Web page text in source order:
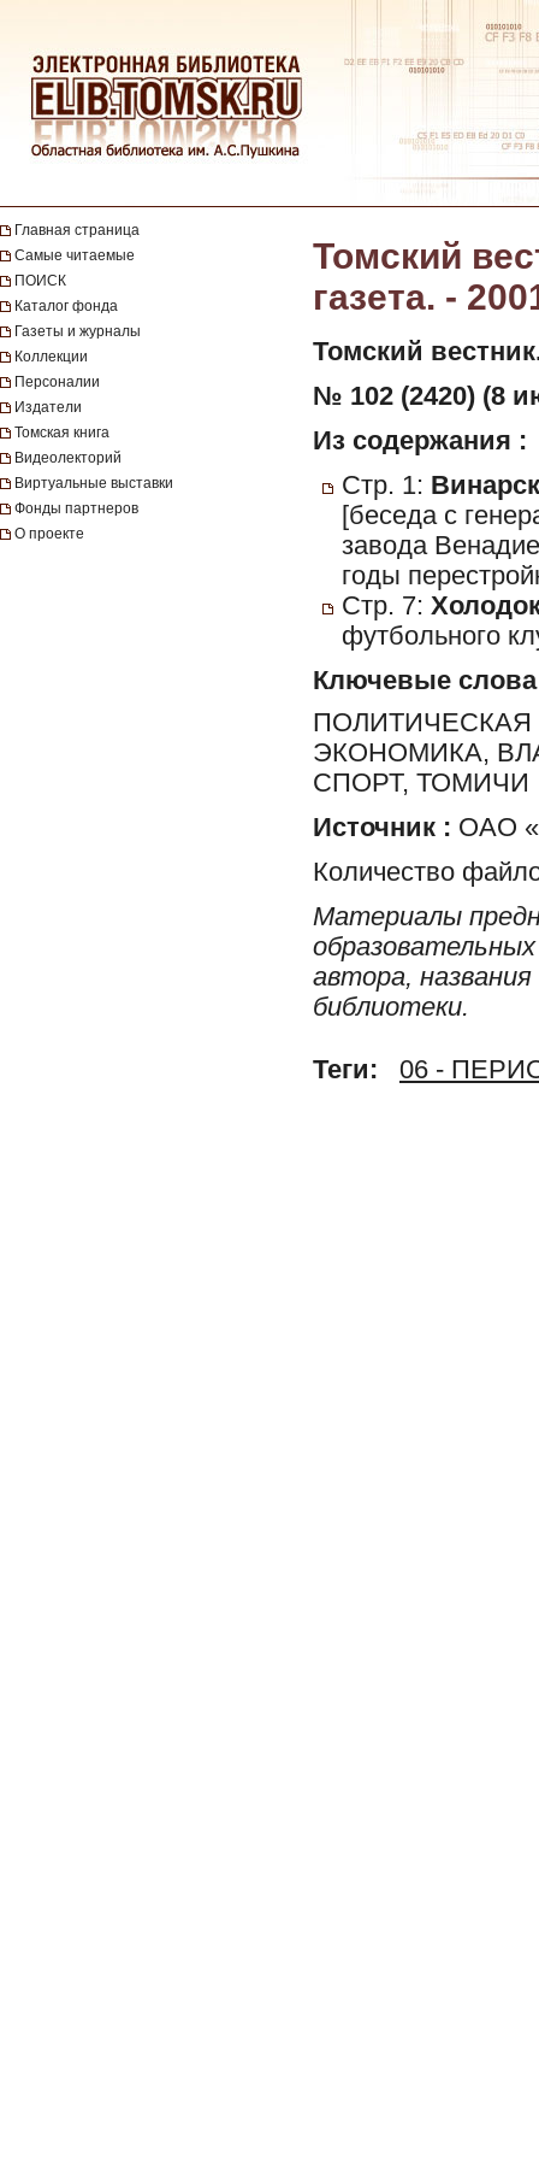
Главная страница
Самые читаемые
ПОИСК
Каталог фонда
Газеты и журналы
Коллекции
Персоналии
Издатели
Томская книга
Видеолекторий
Виртуальные выставки
Фонды партнеров
О проекте
Томский
газета. -
Томский
№ 102 (2420) (8
Из содержания :
Стр. 1:
[беседа с
завода
годы
Стр. 7:
футбольного
Ключевые слова
ЭКОНОМИКА,
СПОРТ, ТОМИЧИ
Источник : ОАО
Количество
Материалы
автора,
библиотеки.
Теги: 06 -